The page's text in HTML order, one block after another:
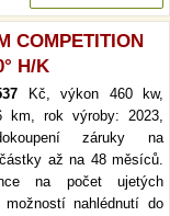
COMPETITION
H/K
Kč, výkon 460 kw,
km, rok výroby: 2023,
záruky na
až na 48 měsíců.
na počet ujetých
nahlédnutí do